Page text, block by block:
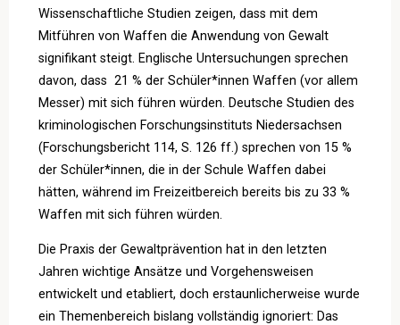
Wissenschaftliche Studien zeigen, dass mit dem
Mitführen von Waffen die Anwendung von Gewalt
signifikant steigt. Englische Untersuchungen sprechen
davon, dass 21 % der Schüler*innen Waffen (vor allem
Messer) mit sich führen würden. Deutsche Studien des
kriminologischen Forschungsinstituts Niedersachsen
(Forschungsbericht 114, S. 126 ff.) sprechen von 15 %
der Schüler*innen, die in der Schule Waffen dabei
hätten, während im Freizeitbereich bereits bis zu 33 %
Waffen mit sich führen würden.
Die Praxis der Gewaltprävention hat in den letzten
Jahren wichtige Ansätze und Vorgehensweisen
entwickelt und etabliert, doch erstaunlicherweise wurde
ein Themenbereich bislang vollständig ignoriert: Das